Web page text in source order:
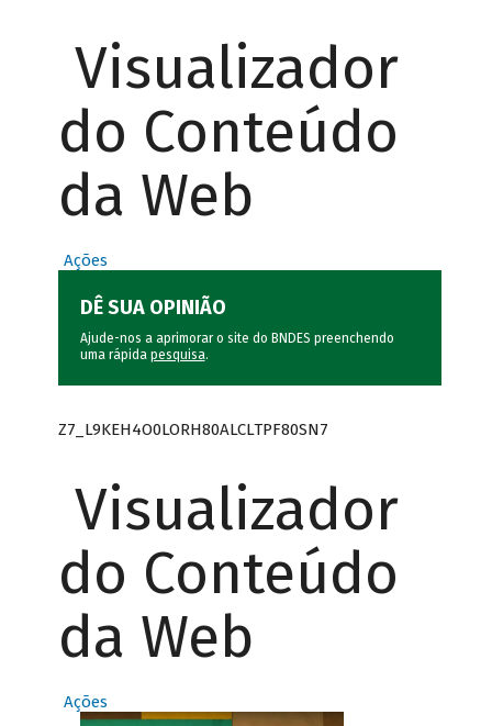
Visualizador
do Conteúdo
da Web
Ações
DÊ SUA OPINIÃO
Ajude-nos a aprimorar o site do BNDES preenchendo
uma rápida pesquisa.
Z7_L9KEH4O0LORH80ALCLTPF80SN7
Visualizador
do Conteúdo
da Web
Ações